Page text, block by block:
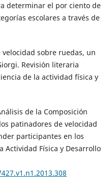
determinar el por ciento de
escolares a través de
velocidad sobre ruedas, un
Revisión literaria
de la actividad física y
de la Composición
patinadores de velocidad
participantes en los
Actividad Física y Desarrollo